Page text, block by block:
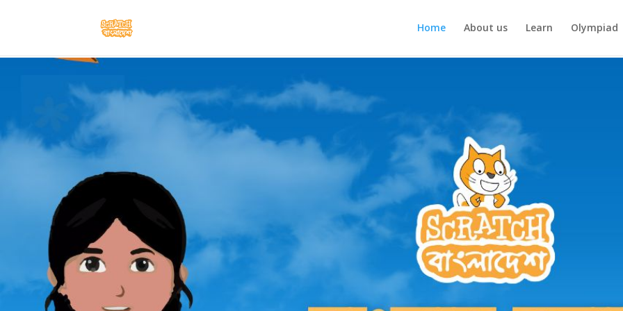
Home About us Learn Olympiad